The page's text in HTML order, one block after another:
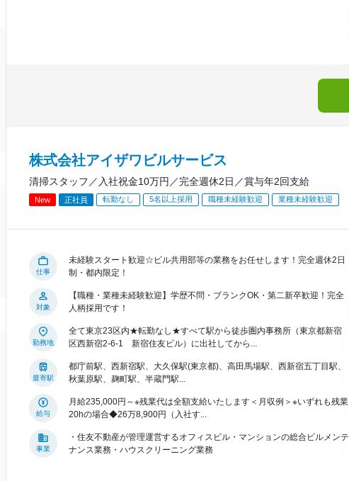
株式会社アイザワビルサービス
清掃スタッフ／入社祝金10万円／完全週休2日／賞与年2回支給
New 正社員 転勤なし 5名以上採用 職種未経験歓迎 業種未経験歓迎
仕事
未経験スタート歓迎☆ビル共用部等の業務をお任せします！完全週休2日
制・都内限定！
対象
【職種・業種未経験歓迎】学歴不問・ブランクOK・第二新卒歓迎！完全
人柄採用です！
勤務地
全て東京23区内★転勤なし★すべて駅から徒歩圏内事務所（東京都新宿
区西新宿2-6-1 新宿住友ビル）に出社してから...
最寄駅
都庁前駅、西新宿駅、大久保駅(東京都)、高田馬場駅、西新宿五丁目駅、
秋葉原駅、麹町駅、半蔵門駅...
給与
月給235,000円～※残業代は全額支給いたします＜月収例＞※いずれも残業
20hの場合◆26万8,900円（入社す...
事業
・住友不動産が管理運営するオフィスビル・マンションの総合ビルメンテ
ナンス業務・ハウスクリーニング業務